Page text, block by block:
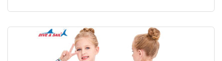
450,000₫.là:
290,000₫.